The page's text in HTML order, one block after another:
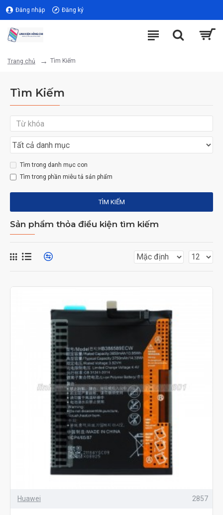
Đăng nhập Đăng ký
Trang chủ Tìm Kiếm
Tìm Kiếm
Tìm trong danh mục con
Tìm trong phần miêu tả sản phẩm
TÌM KIẾM
Sản phẩm thỏa điều kiện tìm kiếm
Huawei 2857